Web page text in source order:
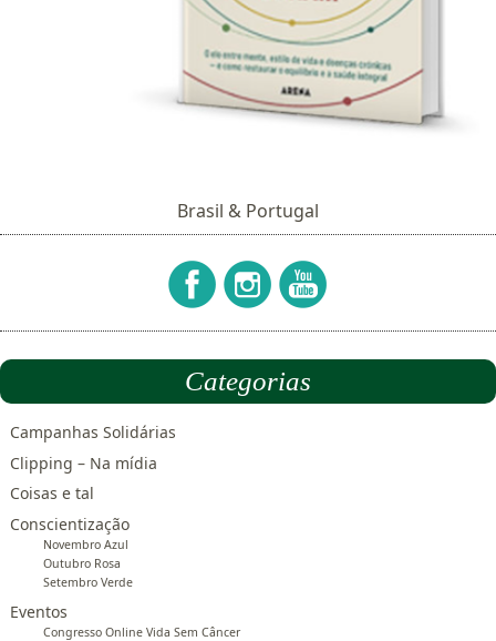
Brasil & Portugal
Categorias
Campanhas Solidárias
Clipping – Na mídia
Coisas e tal
Conscientização
Novembro Azul
Outubro Rosa
Setembro Verde
Eventos
Congresso Online Vida Sem Câncer